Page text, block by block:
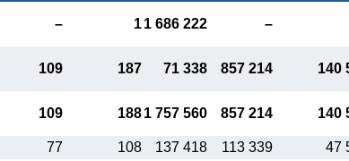
– 11 686 222 –
109 187 71 338 857 214 140
109 1881 757 560 857 214 140
77 108 137 418 113 339 47